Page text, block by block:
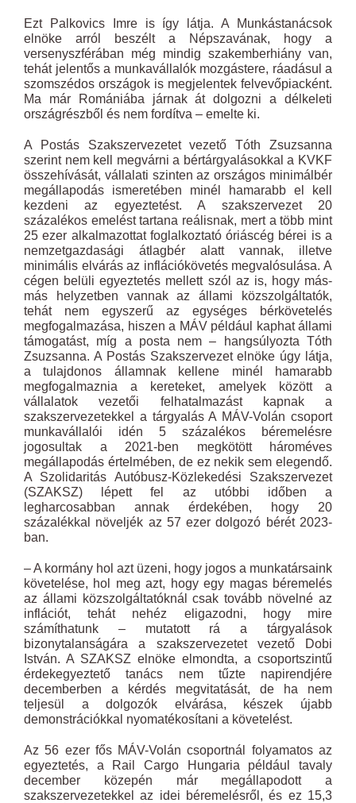
Ezt Palkovics Imre is így látja. A Munkástanácsok
elnöke arról beszélt a Népszavának, hogy a
versenyszférában még mindig szakemberhiány van,
tehát jelentős a munkavállalók mozgástere, ráadásul a
szomszédos országok is megjelentek felvevőpiacként.
Ma már Romániába járnak át dolgozni a délkeleti
országrészből és nem fordítva – emelte ki.
A Postás Szakszervezetet vezető Tóth Zsuzsanna
szerint nem kell megvárni a bértárgyalásokkal a KVKF
összehívását, vállalati szinten az országos minimálbér
megállapodás ismeretében minél hamarabb el kell
kezdeni az egyeztetést. A szakszervezet 20
százalékos emelést tartana reálisnak, mert a több mint
25 ezer alkalmazottat foglalkoztató óriáscég bérei is a
nemzetgazdasági átlagbér alatt vannak, illetve
minimális elvárás az inflációkövetés megvalósulása. A
cégen belüli egyeztetés mellett szól az is, hogy más-
más helyzetben vannak az állami közszolgáltatók,
tehát nem egyszerű az egységes bérkövetelés
megfogalmazása, hiszen a MÁV például kaphat állami
támogatást, míg a posta nem – hangsúlyozta Tóth
Zsuzsanna. A Postás Szakszervezet elnöke úgy látja,
a tulajdonos államnak kellene minél hamarabb
megfogalmaznia a kereteket, amelyek között a
vállalatok vezetői felhatalmazást kapnak a
szakszervezetekkel a tárgyalás A MÁV-Volán csoport
munkavállalói idén 5 százalékos béremelésre
jogosultak a 2021-ben megkötött hároméves
megállapodás értelmében, de ez nekik sem elegendő.
A Szolidaritás Autóbusz-Közlekedési Szakszervezet
(SZAKSZ) lépett fel az utóbbi időben a
legharcosabban annak érdekében, hogy 20
százalékkal növeljék az 57 ezer dolgozó bérét 2023-
ban.
– A kormány hol azt üzeni, hogy jogos a munkatársaink
követelése, hol meg azt, hogy egy magas béremelés
az állami közszolgáltatóknál csak tovább növelné az
inflációt, tehát nehéz eligazodni, hogy mire
számíthatunk – mutatott rá a tárgyalások
bizonytalanságára a szakszervezetet vezető Dobi
István. A SZAKSZ elnöke elmondta, a csoportszintű
érdekegyeztető tanács nem tűzte napirendjére
decemberben a kérdés megvitatását, de ha nem
teljesül a dolgozók elvárása, készek újabb
demonstrációkkal nyomatékosítani a követelést.
Az 56 ezer fős MÁV-Volán csoportnál folyamatos az
egyeztetés, a Rail Cargo Hungaria például tavaly
december közepén már megállapodott a
szakszervezetekkel az idei béremelésről, és ez 15,3